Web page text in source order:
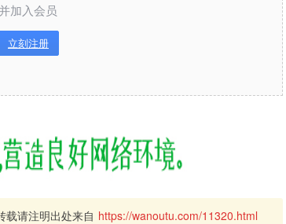
加入会员
立刻注册
载请注明出处来自 https://wanoutu.com/11320.html